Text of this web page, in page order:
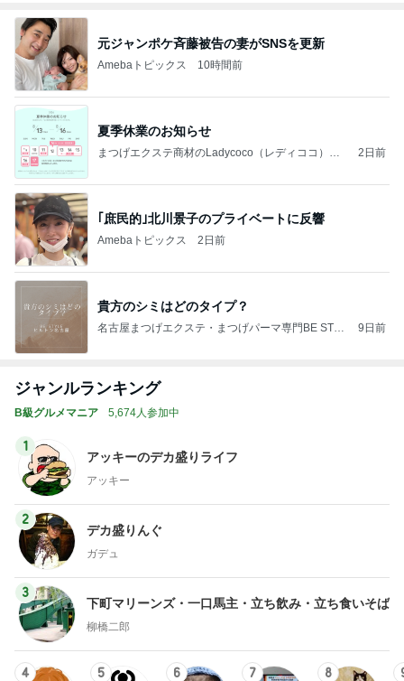
元ジャンポケ斉藤被告の妻がSNSを更新
Amebaトピックス 10時間前
夏季休業のお知らせ
まつげエクステ商材のLadycoco（レディココ）公
2日前
｢庶民的｣北川景子のプライベートに反響
Amebaトピックス 2日前
貴方のシミはどのタイプ？
名古屋まつげエクステ・まつげパーマ専門BE STYL
9日前
ジャンルランキング
B級グルメマニア 5,674人参加中
1
アッキーのデカ盛りライフ
アッキー
2
デカ盛りんぐ
ガデュ
3
下町マリーンズ・一口馬主・立ち飲み・立ち食いそば
柳橋二郎
4 5 6 7 8